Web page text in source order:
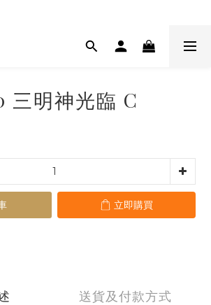
三明神光臨 C
立即購買
送貨及付款方式